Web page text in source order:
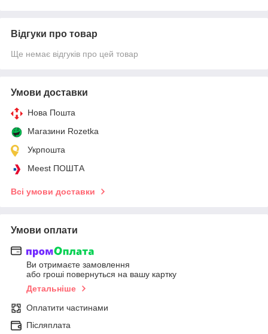
Відгуки про товар
Ще немає відгуків про цей товар
Умови доставки
Нова Пошта
Магазини Rozetka
Укрпошта
Meest ПОШТА
Всі умови доставки
Умови оплати
Ви отримаєте замовлення
або гроші повернуться на вашу картку
Детальніше
Оплатити частинами
Післяплата